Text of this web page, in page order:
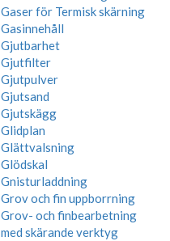
Gaser för Termisk skärning
Gasinnehåll
Gjutbarhet
Gjutfilter
Gjutpulver
Gjutsand
Gjutskägg
Glidplan
Glättvalsning
Glödskal
Gnisturladdning
Grov och fin uppborrning
Grov- och finbearbetning
med skärande verktyg